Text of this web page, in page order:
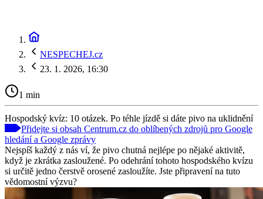
NESPECHEJ.cz
23. 1. 2026, 16:30
1 min
Hospodský kvíz: 10 otázek. Po téhle jízdě si dáte pivo na uklidnění
Přidejte si obsah Centrum.cz do oblíbených zdrojů pro Google
hledání a Google zprávy
Nejspíš každý z nás ví, že pivo chutná nejlépe po nějaké aktivitě,
když je zkrátka zasloužené. Po odehrání tohoto hospodského kvízu
si určitě jedno čerstvě orosené zasloužíte. Jste připravení na tuto
vědomostní výzvu?